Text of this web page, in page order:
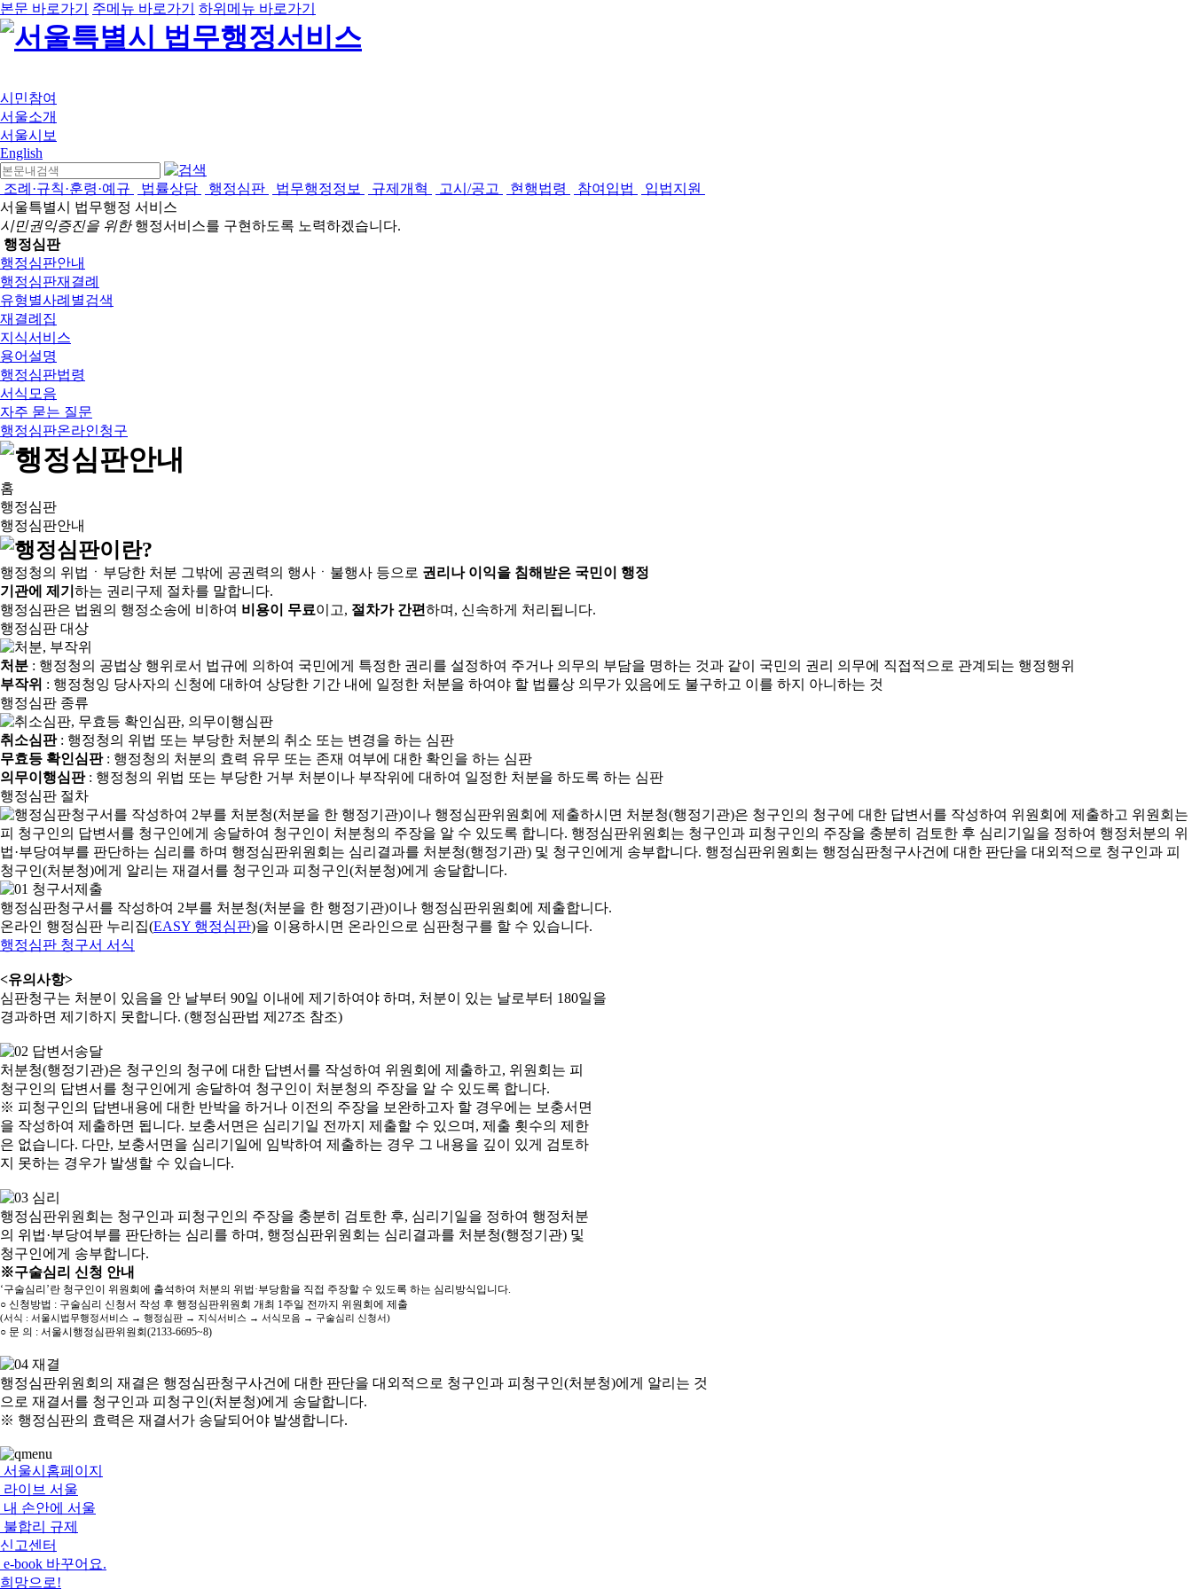
본문 바로가기 주메뉴 바로가기 하위메뉴 바로가기
시민참여
서울소개
서울시보
English
조례·규칙·훈령·예규 법률상담 행정심판 법무행정정보 규제개혁 고시/공고 현행법령 참여입법
입법지원
서울특별시 법무행정 서비스
시민권익증진을 위한행정서비스를 구현하도록 노력하겠습니다.
행정심판
행정심판안내
행정심판재결례
유형별사례별검색
재결례집
지식서비스
용어설명
행정심판법령
서식모음
자주 묻는 질문
행정심판온라인청구
홈
행정심판
행정심판안내
행정청의 위법ㆍ부당한 처분 그밖에 공권력의 행사ㆍ불행사 등으로 권리나 이익을 침해받은 국민이 행정
기관에 제기 하는 권리구제 절차를 말합니다.
행정심판은 법원의 행정소송에 비하여 비용이 무료이고, 절차가 간편하며, 신속하게 처리됩니다.
행정심판 대상
처분 : 행정청의 공법상 행위로서 법규에 의하여 국민에게 특정한 권리를 설정하여 주거나 의무의 부담을 명하는 것과 같이 국민의 권리 의무에 직접적으로 관계되는 행정행위
부작위 : 행정청잉 당사자의 신청에 대하여 상당한 기간 내에 일정한 처분을 하여야 할 법률상 의무가 있음에도 불구하고 이를 하지 아니하는 것
행정심판 종류
취소심판: 행정청의 위법 또는 부당한 처분의 취소 또는 변경을 하는 심판
무효등 확인심판: 행정청의 처분의 효력 유무 또는 존재 여부에 대한 확인을 하는 심판
의무이행심판: 행정청의 위법 또는 부당한 거부 처분이나 부작위에 대하여 일정한 처분을 하도록 하는 심판
행정심판 절차
행정심판청구서를 작성하여 2부를 처분청(처분을 한 행정기관)이나 행정심판위원회에 제출합니다.
온라인 행정심판 누리집(EASY 행정심판)을 이용하시면 온라인으로 심판청구를 할 수 있습니다.
행정심판 청구서 서식
<유의사항>
심판청구는 처분이 있음을 안 날부터 90일 이내에 제기하여야 하며, 처분이 있는 날로부터 180일을
경과하면 제기하지 못합니다. (행정심판법 제27조 참조)
처분청(행정기관)은 청구인의 청구에 대한 답변서를 작성하여 위원회에 제출하고, 위원회는 피
청구인의 답변서를 청구인에게 송달하여 청구인이 처분청의 주장을 알 수 있도록 합니다.
※ 피청구인의 답변내용에 대한 반박을 하거나 이전의 주장을 보완하고자 할 경우에는 보충서면
을 작성하여 제출하면 됩니다. 보충서면은 심리기일 전까지 제출할 수 있으며, 제출 횟수의 제한
은 없습니다. 다만, 보충서면을 심리기일에 임박하여 제출하는 경우 그 내용을 깊이 있게 검토하
지 못하는 경우가 발생할 수 있습니다.
행정심판위원회는 청구인과 피청구인의 주장을 충분히 검토한 후, 심리기일을 정하여 행정처분
의 위법·부당여부를 판단하는 심리를 하며, 행정심판위원회는 심리결과를 처분청(행정기관) 및
청구인에게 송부합니다.
※구술심리 신청 안내
‘구술심리’란 청구인이 위원회에 출석하여 처분의 위법·부당함을 직접 주장할 수 있도록 하는 심리방식입니다.
○ 신청방법 : 구술심리 신청서 작성 후 행정심판위원회 개최 1주일 전까지 위원회에 제출
(서식 : 서울시법무행정서비스 → 행정심판 → 지식서비스 → 서식모음 → 구술심리 신청서)
○ 문 의 : 서울시행정심판위원회(2133-6695~8)
행정심판위원회의 재결은 행정심판청구사건에 대한 판단을 대외적으로 청구인과 피청구인(처분청)에게 알리는 것
으로 재결서를 청구인과 피청구인(처분청)에게 송달합니다.
※ 행정심판의 효력은 재결서가 송달되어야 발생합니다.
서울시홈페이지
라이브 서울
내 손안에 서울
불합리 규제
신고센터
e-book 바꾸어요.
희망으로!